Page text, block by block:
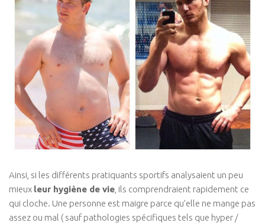
Ainsi, si les différents pratiquants sportifs analysaient un peu
mieux leur hygiène de vie , ils comprendraient rapidement ce
qui cloche. Une personne est maigre parce qu’elle ne mange pas
assez ou mal ( sauf pathologies spécifiques tels que hyper /